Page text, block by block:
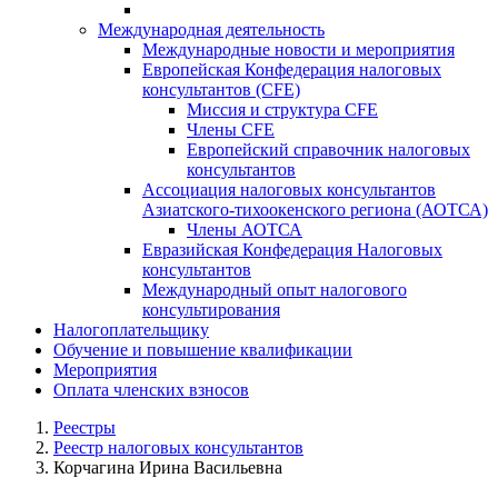
Международная деятельность
Международные новости и мероприятия
Европейская Конфедерация налоговых
консультантов (CFE)
Миссия и структура CFE
Члены CFE
Европейский справочник налоговых
консультантов
Ассоциация налоговых консультантов
Азиатского-тихоокенского региона (АОТСА)
Члены АОТСА
Евразийская Конфедерация Налоговых
консультантов
Международный опыт налогового
консультирования
Налогоплательщику
Обучение и повышение квалификации
Мероприятия
Оплата членских взносов
Реестры
Реестр налоговых консультантов
Корчагина Ирина Васильевна